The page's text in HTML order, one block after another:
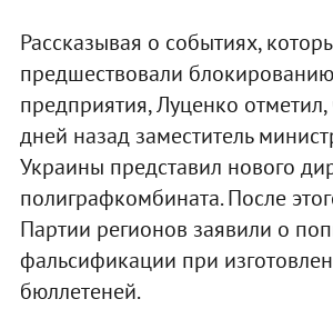
Рассказывая о событиях,
предшествовали
предприятия, Луценко отметил,
дней назад заместитель
Украины представил нового
полиграфкомбината. После
Партии регионов заявили о
фальсификации при
бюллетеней.